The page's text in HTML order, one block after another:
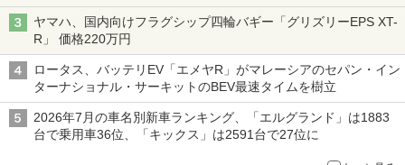
バス
ヤマハ、国内向けフラグシップ四輪バギー「グリズリーEPS XT-
R」 価格220万円
ロータス、バッテリEV「エメヤR」がマレーシアのセパン・イン
ターナショナル・サーキットのBEV最速タイムを樹立
2026年7月の車名別新車ランキング、「エルグランド」は1883
台で乗用車36位、「キックス」は2591台で27位に